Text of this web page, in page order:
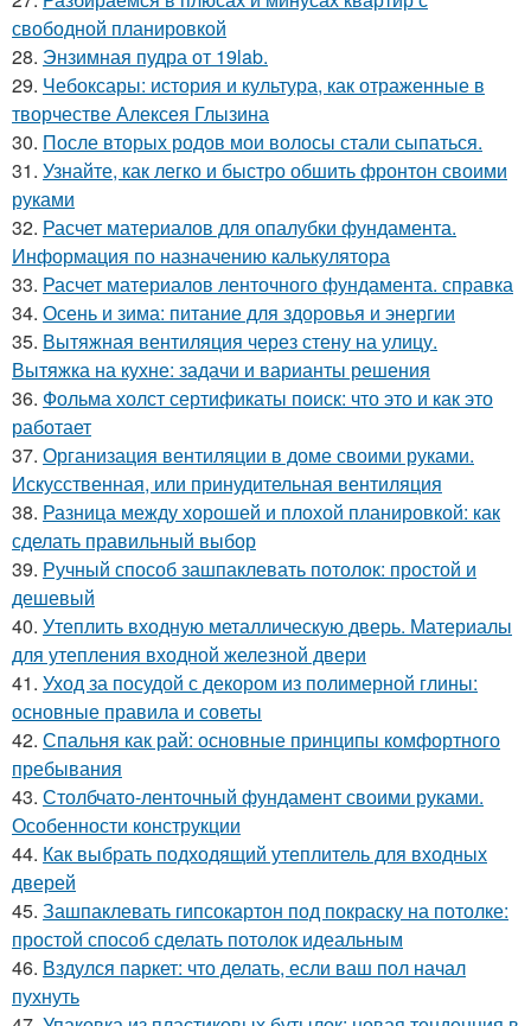
свободной планировкой
28. Энзимная пудра от 19lab.
29. Чебоксары: история и культура, как отраженные в
творчестве Алексея Глызина
30. После вторых родов мои волосы стали сыпаться.
31. Узнайте, как легко и быстро обшить фронтон своими
руками
32. Расчет материалов для опалубки фундамента.
Информация по назначению калькулятора
33. Расчет материалов ленточного фундамента. справка
34. Осень и зима: питание для здоровья и энергии
35. Вытяжная вентиляция через стену на улицу.
Вытяжка на кухне: задачи и варианты решения
36. Фольма холст сертификаты поиск: что это и как это
работает
37. Организация вентиляции в доме своими руками.
Искусственная, или принудительная вентиляция
38. Разница между хорошей и плохой планировкой: как
сделать правильный выбор
39. Ручный способ зашпаклевать потолок: простой и
дешевый
40. Утеплить входную металлическую дверь. Материалы
для утепления входной железной двери
41. Уход за посудой с декором из полимерной глины:
основные правила и советы
42. Спальня как рай: основные принципы комфортного
пребывания
43. Столбчато-ленточный фундамент своими руками.
Особенности конструкции
44. Как выбрать подходящий утеплитель для входных
дверей
45. Зашпаклевать гипсокартон под покраску на потолке:
простой способ сделать потолок идеальным
46. Вздулся паркет: что делать, если ваш пол начал
пухнуть